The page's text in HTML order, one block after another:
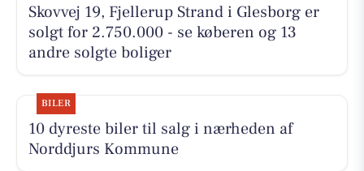
Skovvej 19, Fjellerup Strand i Glesborg er
solgt for 2.750.000 - se køberen og 13
andre solgte boliger
BILER
10 dyreste biler til salg i nærheden af
Norddjurs Kommune